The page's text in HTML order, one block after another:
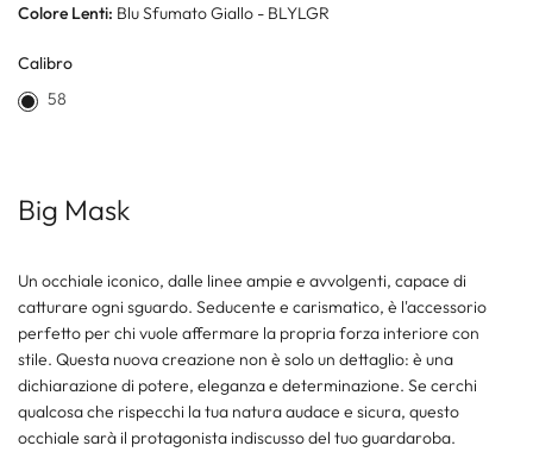
Colore Lenti: Blu Sfumato Giallo - BLYLGR
Calibro
58
Big Mask
Un occhiale iconico, dalle linee ampie e avvolgenti, capace di
catturare ogni sguardo. Seducente e carismatico, è l'accessorio
perfetto per chi vuole affermare la propria forza interiore con
stile. Questa nuova creazione non è solo un dettaglio: è una
dichiarazione di potere, eleganza e determinazione. Se cerchi
qualcosa che rispecchi la tua natura audace e sicura, questo
occhiale sarà il protagonista indiscusso del tuo guardaroba.